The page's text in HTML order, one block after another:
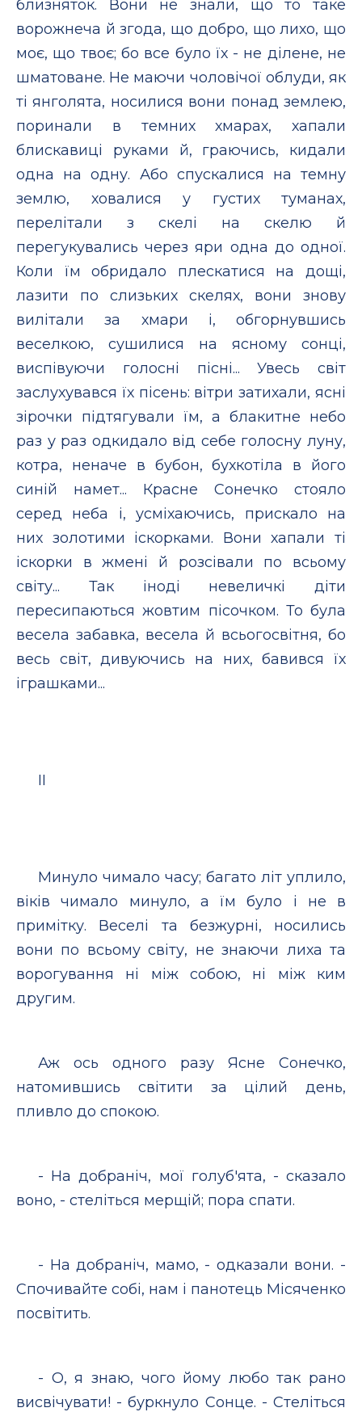
близняток. Вони не знали, що то таке
ворожнеча й згода, що добро, що лихо, що
моє, що твоє; бо все було їх - не ділене, не
шматоване. Не маючи чоловічої облуди, як
ті янголята, носилися вони понад землею,
поринали в темних хмарах, хапали
блискавиці руками й, граючись, кидали
одна на одну. Або спускалися на темну
землю, ховалися у густих туманах,
перелітали з скелі на скелю й
перегукувались через яри одна до одної.
Коли їм обридало плескатися на дощі,
лазити по слизьких скелях, вони знову
вилітали за хмари і, обгорнувшись
веселкою, сушилися на ясному сонці,
виспівуючи голосні пісні... Увесь світ
заслухувався їх пісень: вітри затихали, ясні
зірочки підтягували їм, а блакитне небо
раз у раз одкидало від себе голосну луну,
котра, неначе в бубон, бухкотіла в його
синій намет... Красне Сонечко стояло
серед неба і, усміхаючись, прискало на
них золотими іскорками. Вони хапали ті
іскорки в жмені й розсівали по всьому
світу... Так іноді невеличкі діти
пересипаються жовтим пісочком. То була
весела забавка, весела й всьогосвітня, бо
весь світ, дивуючись на них, бавився їх
іграшками...
II
Минуло чимало часу; багато літ уплило,
віків чимало минуло, а їм було і не в
примітку. Веселі та безжурні, носились
вони по всьому світу, не знаючи лиха та
ворогування ні між собою, ні між ким
другим.
Аж ось одного разу Ясне Сонечко,
натомившись світити за цілий день,
пливло до спокою.
- На добраніч, мої голуб'ята, - сказало
воно, - стеліться мерщій; пора спати.
- На добраніч, мамо, - одказали вони. -
Спочивайте собі, нам і панотець Місяченко
посвітить.
- О, я знаю, чого йому любо так рано
висвічувати! - буркнуло Сонце. - Стеліться